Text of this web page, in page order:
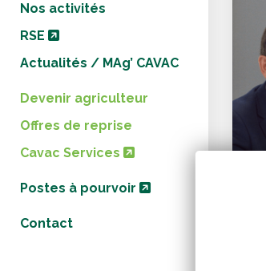
Nos activités
RSE
Actualités / MAg’ CAVAC
Devenir agriculteur
Offres de reprise
Cavac Services
Postes à pourvoir
Contact